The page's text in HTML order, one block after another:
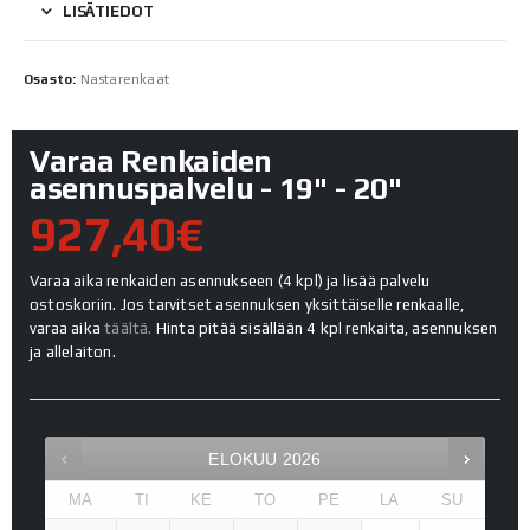
LISÄTIEDOT
Osasto: Nastarenkaat
Varaa Renkaiden
asennuspalvelu - 19" - 20"
927,40€
Varaa aika renkaiden asennukseen (4 kpl) ja lisää palvelu
ostoskoriin. Jos tarvitset asennuksen yksittäiselle renkaalle,
varaa aikatäältä. Hinta pitää sisällään 4 kpl renkaita, asennuksen
ja allelaiton.
ELOKUU 2026
MA TI KE TO PE LA SU